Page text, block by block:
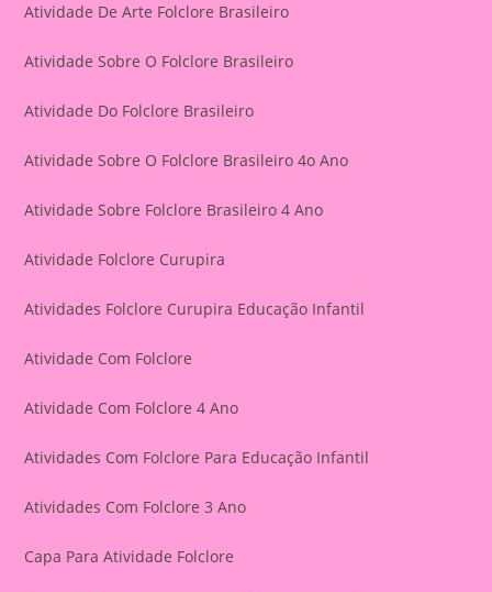
Atividade De Arte Folclore Brasileiro
Atividade Sobre O Folclore Brasileiro
Atividade Do Folclore Brasileiro
Atividade Sobre O Folclore Brasileiro 4o Ano
Atividade Sobre Folclore Brasileiro 4 Ano
Atividade Folclore Curupira
Atividades Folclore Curupira Educação Infantil
Atividade Com Folclore
Atividade Com Folclore 4 Ano
Atividades Com Folclore Para Educação Infantil
Atividades Com Folclore 3 Ano
Capa Para Atividade Folclore